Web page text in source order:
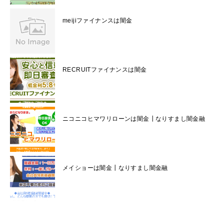
meijiファイナンスは闇金
RECRUITファイナンスは闇金
ニコニコヒマワリローンは闇金┃なりすまし闇金融
メイショーは闇金┃なりすまし闇金融